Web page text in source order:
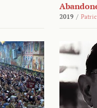
2019 /